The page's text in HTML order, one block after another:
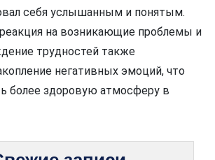
себя услышанным и понятым.
на возникающие проблемы и
трудностей также
негативных эмоций, что
более здоровую атмосферу в